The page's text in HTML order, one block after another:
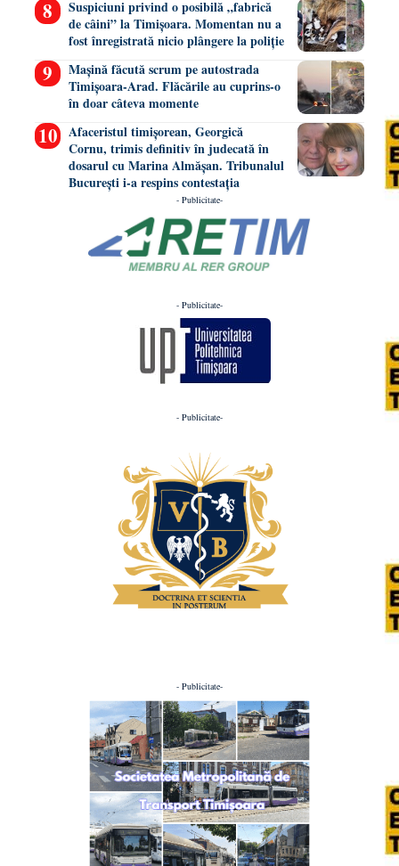
Suspiciuni privind o posibilă „fabrică
de câini” la Timișoara. Momentan nu a
fost înregistrată nicio plângere la poliție
Mașină făcută scrum pe autostrada
Timișoara-Arad. Flăcările au cuprins-o
în doar câteva momente
Afaceristul timișorean, Georgică
Cornu, trimis definitiv în judecată în
dosarul cu Marina Almășan. Tribunalul
București i-a respins contestația
- Publicitate-
- Publicitate-
- Publicitate-
- Publicitate-